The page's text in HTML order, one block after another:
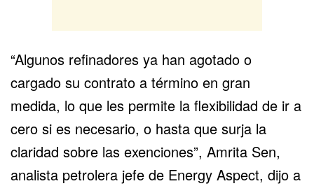
“Algunos refinadores ya han agotado o
cargado su contrato a término en gran
medida, lo que les permite la flexibilidad de ir a
cero si es necesario, o hasta que surja la
claridad sobre las exenciones”, Amrita Sen,
analista petrolera jefe de Energy Aspect, dijo a